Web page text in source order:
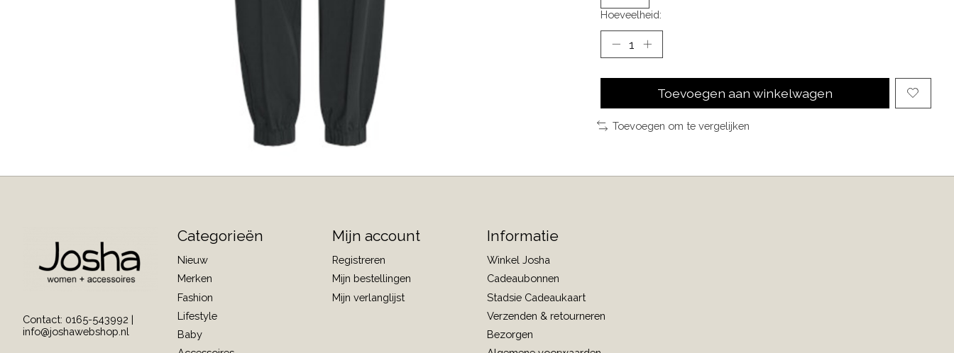
Hoeveelheid:
Toevoegen aan winkelwagen
Toevoegen om te vergelijken
Contact: 0165-543992 |
info@joshawebshop.nl
Categorieën
Nieuw
Merken
Fashion
Lifestyle
Baby
Mijn account
Registreren
Mijn bestellingen
Mijn verlanglijst
Informatie
Winkel Josha
Cadeaubonnen
Stadsie Cadeaukaart
Verzenden & retourneren
Bezorgen